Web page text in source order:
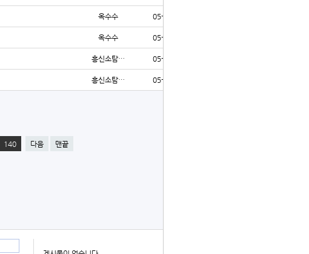
옥수수 05-01
옥수수 05-01
흥신소탐… 05-01
흥신소탐… 05-01
140 다음 맨끝